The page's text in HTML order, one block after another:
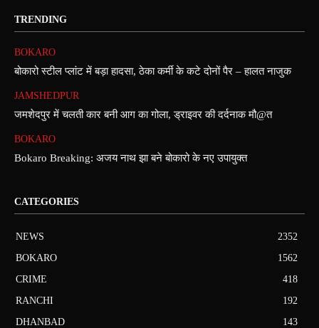
TRENDING
BOKARO
बोकारो स्टील प्लांट में बड़ा हादसा, ठेका कर्मी के कटे दोनों पैर – हालत नाजुक
JAMSHEDPUR
जमशेदपुर में चलती कार बनी आग का गोला, ड्राइवर की दर्दनाक मौ@त
BOKARO
Bokaro Breaking: अजय नाथ झा बने बोकारो के नए उपायुक्त
CATEGORIES
NEWS
2352
BOKARO
1562
CRIME
418
RANCHI
192
DHANBAD
143